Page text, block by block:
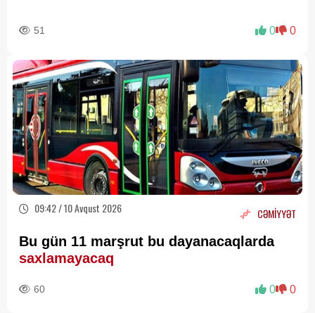
51 0 0
09:42 / 10 Avqust 2026 CƏMİYYƏT
Bu gün 11 marşrut bu dayanacaqlarda
saxlamayacaq
60 0 0